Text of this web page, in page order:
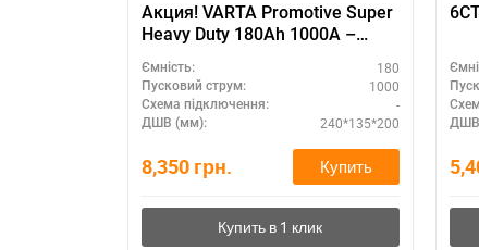
Акция! VARTA Promotive Super
Heavy Duty 180Аh 1000А –
грузовиков
Ємність: 180
Пусковий струм: 1000
Схема підключення: -
ДШВ (мм): 240*135*200
8,350 грн. Купить